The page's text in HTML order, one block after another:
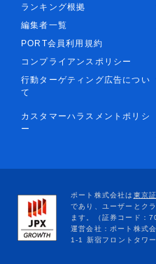
ランキング根拠
編集者一覧
PORT会員利用規約
コンプライアンスポリシー
行動ターゲティング広告につい
て
カスタマーハラスメントポリシ
ー